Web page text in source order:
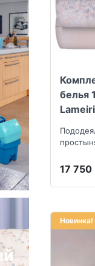
белья
17 750
Новинка!